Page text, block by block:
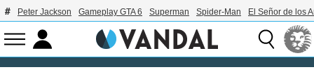
Peter Jackson Gameplay GTA 6 Superman Spider-Man El Señor de los